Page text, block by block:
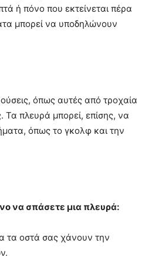
ή πόνο που εκτείνεται πέρα
μπορεί να υποδηλώνουν
όπως αυτές από τροχαία
πλευρά μπορεί, επίσης, να
όπως το γκολφ και την
να σπάσετε μια πλευρά:
τα οστά σας χάνουν την